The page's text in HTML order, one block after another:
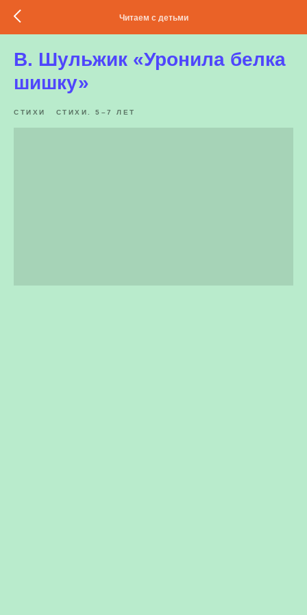
Читаем с детьми
В. Шульжик «Уронила белка
шишку»
СТИХИ СТИХИ. 5–7 ЛЕТ